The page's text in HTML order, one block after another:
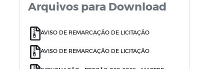
Arquivos para Download
AVISO DE REMARCAÇÃO DE LICITAÇÃO
AVISO DE REMARCAÇÃO DE LICITAÇÃO